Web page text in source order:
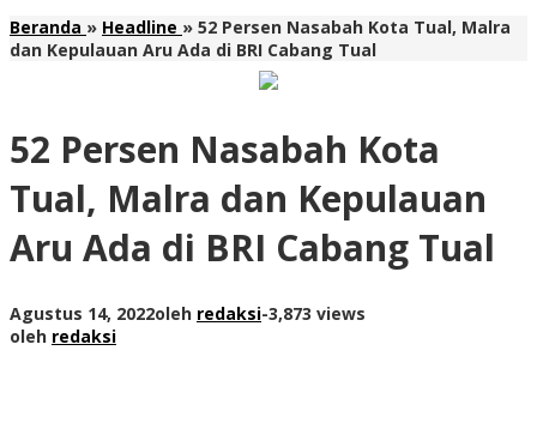
Beranda » Headline » 52 Persen Nasabah Kota Tual, Malra
dan Kepulauan Aru Ada di BRI Cabang Tual
52 Persen Nasabah Kota
Tual, Malra dan Kepulauan
Aru Ada di BRI Cabang Tual
Agustus 14, 2022oleh redaksi-3,873 views
oleh redaksi